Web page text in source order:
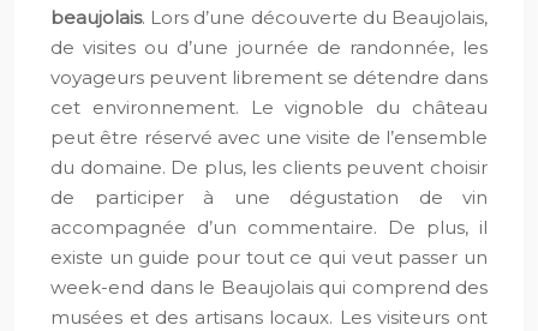
beaujolais. Lors d’une découverte du Beaujolais,
de visites ou d’une journée de randonnée, les
voyageurs peuvent librement se détendre dans
cet environnement. Le vignoble du château
peut être réservé avec une visite de l’ensemble
du domaine. De plus, les clients peuvent choisir
de participer à une dégustation de vin
accompagnée d’un commentaire. De plus, il
existe un guide pour tout ce qui veut passer un
week-end dans le Beaujolais qui comprend des
musées et des artisans locaux. Les visiteurs ont